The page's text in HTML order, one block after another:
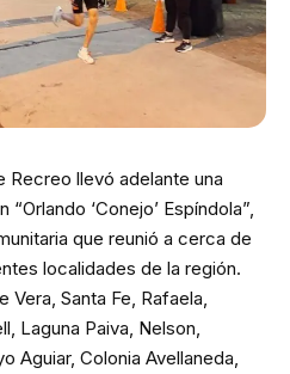
Recreo llevó adelante una
‘Conejo’ Espíndola”,
que reunió a cerca de
localidades de la región.
Santa Fe, Rafaela,
Laguna Paiva, Nelson,
Aguiar, Colonia Avellaneda,